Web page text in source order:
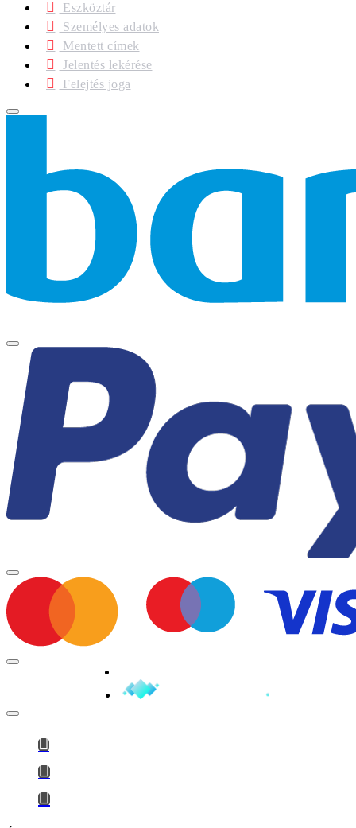
Eszköztár
Személyes adatok
Mentett címek
Jelentés lekérése
Felejtés joga